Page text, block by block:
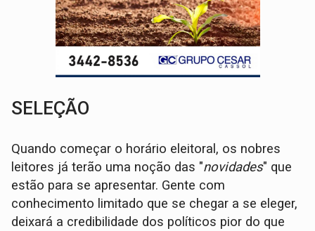
SELEÇÃO
Quando começar o horário eleitoral, os nobres
leitores já terão uma noção das "novidades" que
estão para se apresentar. Gente com
conhecimento limitado que se chegar a se eleger,
deixará a credibilidade dos políticos pior do que